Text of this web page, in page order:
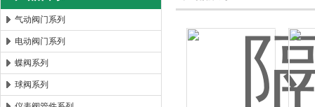
郑州森玛自控阀门有限公司
气动阀门系列
电动阀门系列
蝶阀系列
球阀系列